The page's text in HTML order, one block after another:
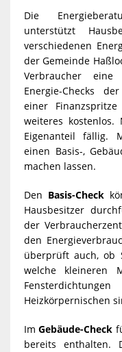
Die
unterstützt
verschiedenen
der Gemeinde
Verbraucher eine
Energie-Checks
einer
weiteres
Eigenanteil fällig.
einen Basis-,
machen lassen.
Den Basis-Check
Hausbesitzer
der
den
überprüft auch, ob
welche kleineren
Heizkörpernischen
ImGebäude-Check
bereits enthalten.